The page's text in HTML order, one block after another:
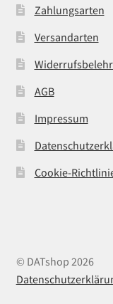
Zahlungsarten
Versandarten
AGB
Impressum
Cookie-
© DATshop 2026